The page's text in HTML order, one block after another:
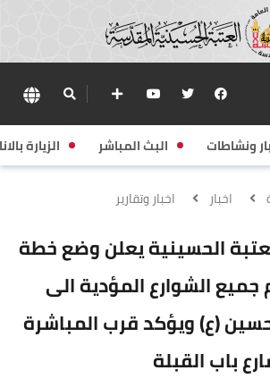
ونشاطات البث المباشر الزيارة
اخبار اخبار وتقارير
الحسينية يعلن وضع خطة
الشوارع المؤدية الى
(ع) ويؤكد قرب المباشرة
باب القبلة